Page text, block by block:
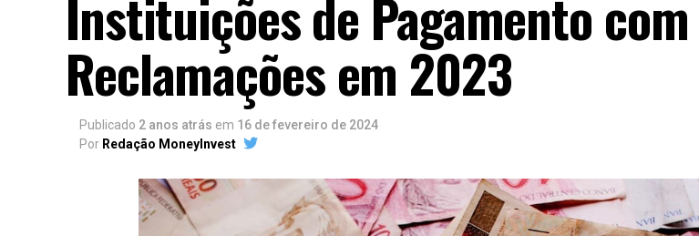
Instituições de Pagamento
Reclamações em 2023
Publicado 2 anos atrás em 16 de fevereiro de 2024
Por Redação MoneyInvest